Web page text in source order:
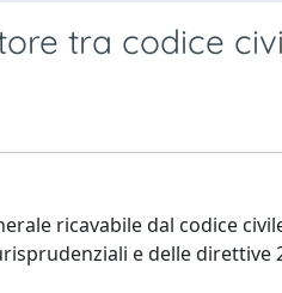
tra codice
ricavabile dal codice
e delle direttive